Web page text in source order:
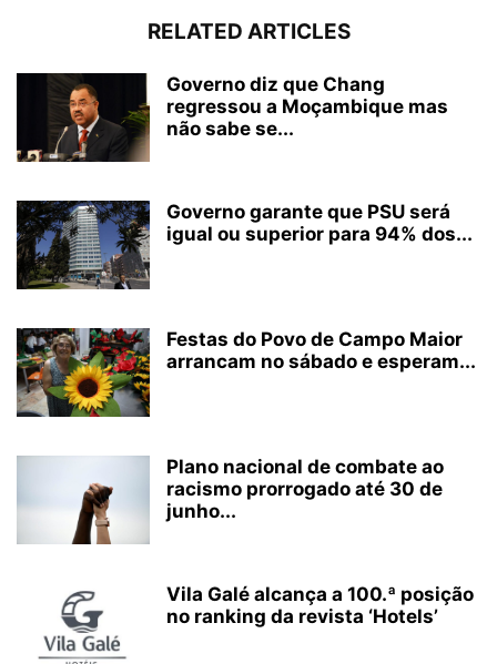
RELATED ARTICLES
Governo diz que Chang
regressou a Moçambique mas
não sabe se...
Governo garante que PSU será
igual ou superior para 94% dos...
Festas do Povo de Campo Maior
arrancam no sábado e esperam...
Plano nacional de combate ao
racismo prorrogado até 30 de
junho...
Vila Galé alcança a 100.ª posição
no ranking da revista ‘Hotels’